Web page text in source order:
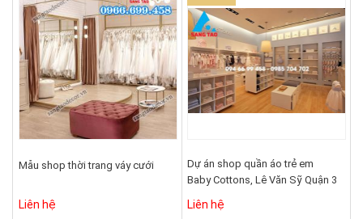
Mẫu shop thời trang váy cưới
Liên hệ
Dự án shop quần áo trẻ em
Baby Cottons, Lê Văn Sỹ Quận 3
Liên hệ